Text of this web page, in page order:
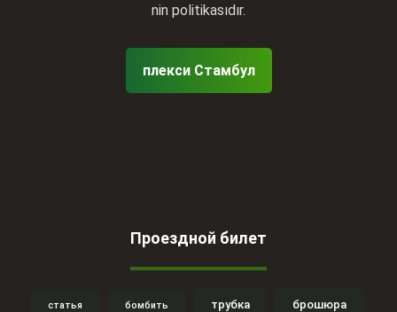
nin politikasıdır.
плекси Стамбул
Проездной билет
статья бомбить трубка брошюра